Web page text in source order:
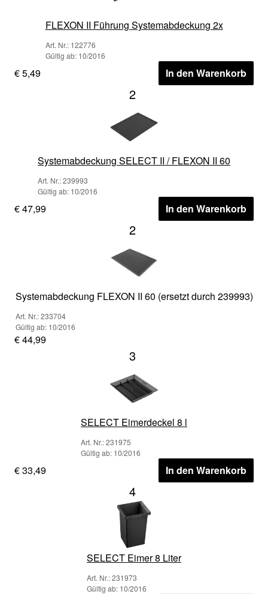
FLEXON II Führung Systemabdeckung 2x
Art. Nr.: 122776
Gültig ab: 10/2016
€ 5,49 In den Warenkorb
2
Systemabdeckung SELECT II / FLEXON II 60
Art. Nr.: 239993
Gültig ab: 10/2016
€ 47,99 In den Warenkorb
2
Systemabdeckung FLEXON II 60 (ersetzt durch 239993)
Art. Nr.: 233704
Gültig ab: 10/2016
€ 44,99
3
SELECT Eimerdeckel 8 l
Art. Nr.: 231975
Gültig ab: 10/2016
€ 33,49 In den Warenkorb
4
SELECT Eimer 8 Liter
Art. Nr.: 231973
Gültig ab: 10/2016